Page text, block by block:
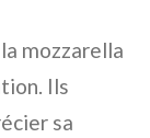
mozzarella
Ils
sa